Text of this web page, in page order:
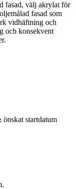
fasad, välj akrylat för
fasad som
vidhäftning och
och konsekvent
startdatum